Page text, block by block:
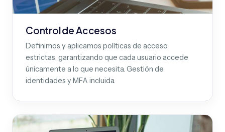
Control de Accesos
Definimos y aplicamos políticas de acceso
estrictas, garantizando que cada usuario accede
únicamente a lo que necesita. Gestión de
identidades y MFA incluida.